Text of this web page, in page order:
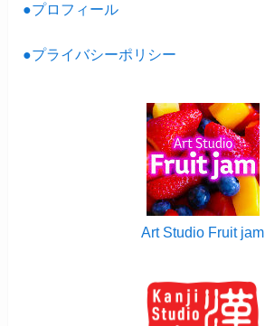
●プロフィール
●プライバシーポリシー
Art Studio Fruit jam